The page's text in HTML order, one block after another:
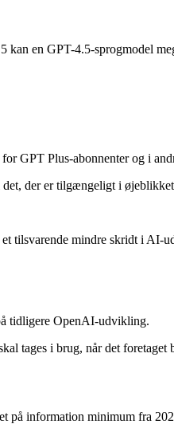
kan en GPT-4.5-sprogmodel
GPT Plus-abonnenter og i
det, der er tilgængeligt i
tilsvarende mindre skridt i AI-
tidligere OpenAI-udvikling.
tages i brug, når det foretaget
på information minimum fra